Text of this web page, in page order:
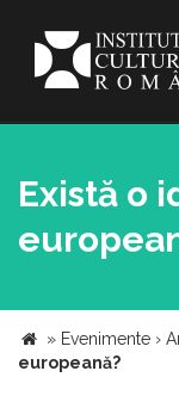
Există o
» Evenimente ›
europeană?